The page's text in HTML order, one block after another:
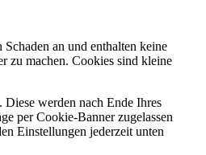
an und enthalten keine
zu machen. Cookies sind kleine
Diese werden nach Ende Ihres
per Cookie-Banner zugelassen
Einstellungen jederzeit unten